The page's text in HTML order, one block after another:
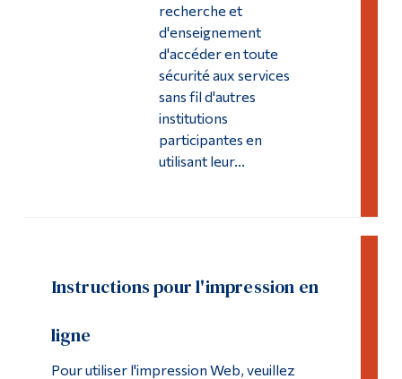
recherche et
d'enseignement
d'accéder en toute
sécurité aux services
sans fil d'autres
institutions
participantes en
utilisant leur...
Instructions pour l'impression en
ligne
Pour utiliser l'impression Web, veuillez